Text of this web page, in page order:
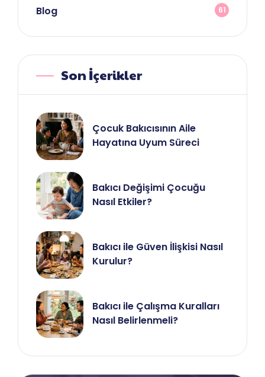
Blog 61
Son İçerikler
Çocuk Bakıcısının Aile
Hayatına Uyum Süreci
Bakıcı Değişimi Çocuğu
Nasıl Etkiler?
Bakıcı ile Güven İlişkisi Nasıl
Kurulur?
Bakıcı ile Çalışma Kuralları
Nasıl Belirlenmeli?